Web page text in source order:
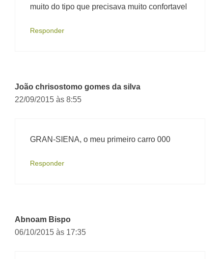
muito do tipo que precisava muito confortavel
Responder
João chrisostomo gomes da silva
22/09/2015 às 8:55
GRAN-SIENA, o meu primeiro carro 000
Responder
Abnoam Bispo
06/10/2015 às 17:35